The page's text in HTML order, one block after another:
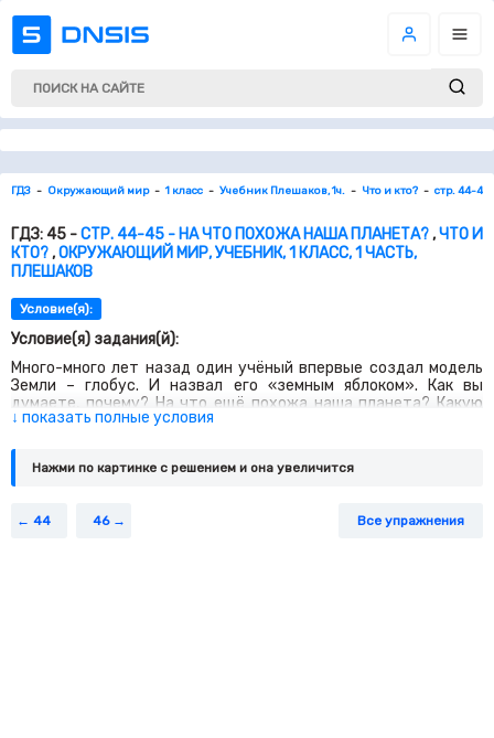
ГДЗ Окружающий мир 1 класс Учебник Плешаков, 1ч. Что и кто? стр. 44-45
ГДЗ: 45 -СТР. 44-45 - НА ЧТО ПОХОЖА НАША ПЛАНЕТА?,ЧТО И
КТО?,ОКРУЖАЮЩИЙ МИР, УЧЕБНИК, 1 КЛАСС, 1 ЧАСТЬ,
ПЛЕШАКОВ
Условие(я):
Условие(я) задания(й):
Много-много лет назад один учёный впервые создал модель
Земли – глобус. И назвал его «земным яблоком». Как вы
думаете, почему? На что ещё похожа наша планета? Какую
форму имеет Земля? Как доказать, что Земля имеет
Земля?
↓ показать полные условия
Нажми по картинке c решением и она увеличится
44 46 Все упражнения